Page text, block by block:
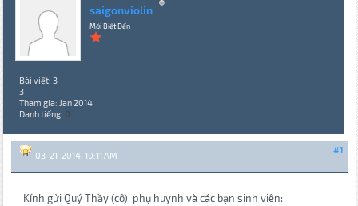
saigonviolin
Mới Biết Đến
Bài viết: 3
3
Tham gia: Jan 2014
Danh tiếng: 0
#1
03-21-2014, 10:11 AM
Kính gửi Quý Thầy (cô), phụ huynh và các bạn sinh viên: